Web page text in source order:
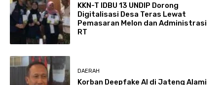
KKN-T IDBU 13 UNDIP Dorong
Digitalisasi Desa Teras Lewat
Pemasaran Melon dan Administrasi
RT
DAERAH
Korban Deepfake AI di Jateng Alami